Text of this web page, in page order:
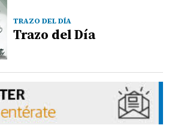
TRAZO DEL DÍA
Trazo del Día